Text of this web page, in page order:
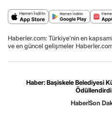
Haberler.com: Türkiye’nin en
ve en güncel gelişmeler
Haber: Başiskele Belediyesi
HaberSon